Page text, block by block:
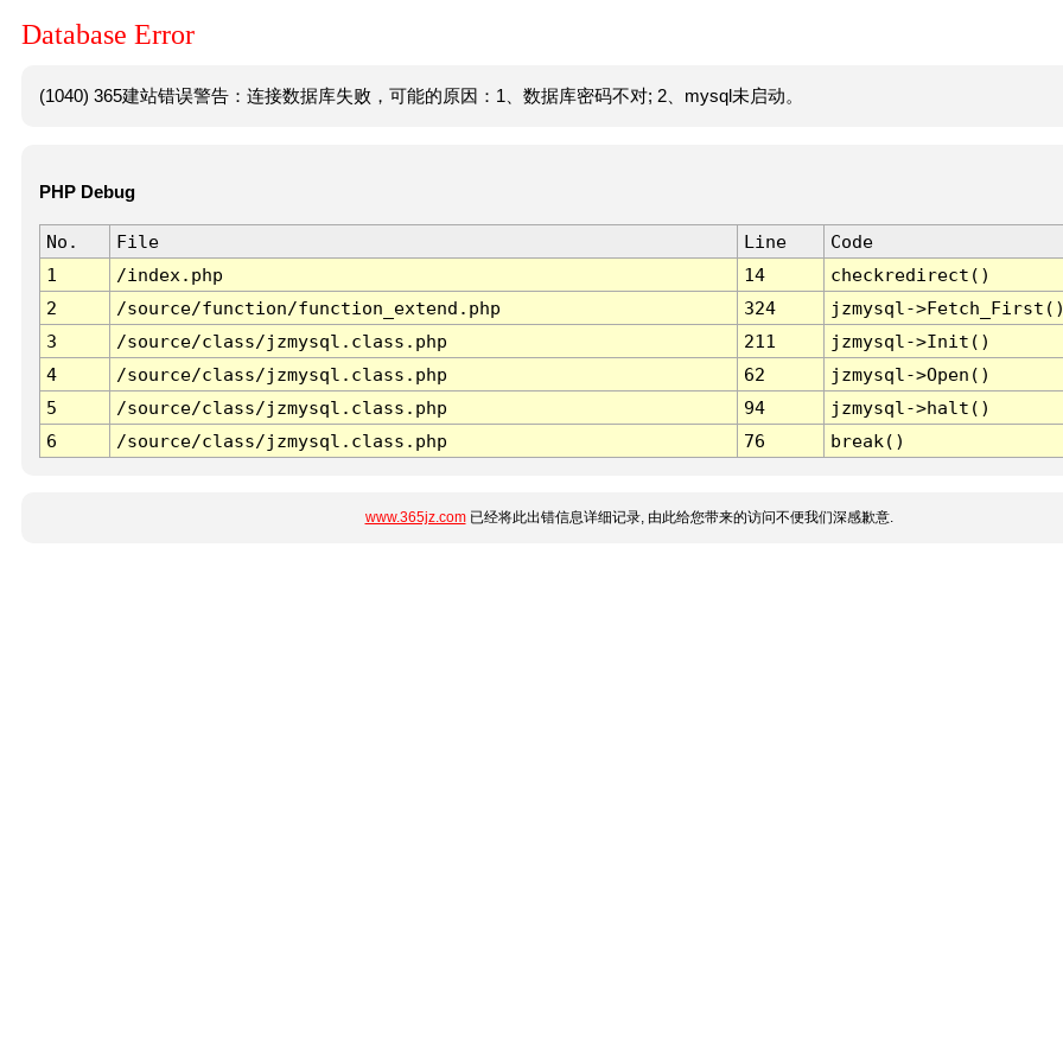
Database Error
(1040) 365建站错误警告：连接数据库失败，可能的原因：1、数据库密码不对; 2、mysql未启动。
PHP Debug
No. File Line
Code
1
/index.php 14
checkredirect()
2
/source/function/function_extend.php 324
jzmysql-
3
/source/class/jzmysql.class.php 211
jzmysql->Init()
4
/source/class/jzmysql.class.php 62
jzmysql->Open()
5
/source/class/jzmysql.class.php 94
jzmysql->halt()
6
/source/class/jzmysql.class.php 76 break()
www.365jz.com已经将此出错信息详细记录, 由此给您带来的访问不便我们深感歉意.